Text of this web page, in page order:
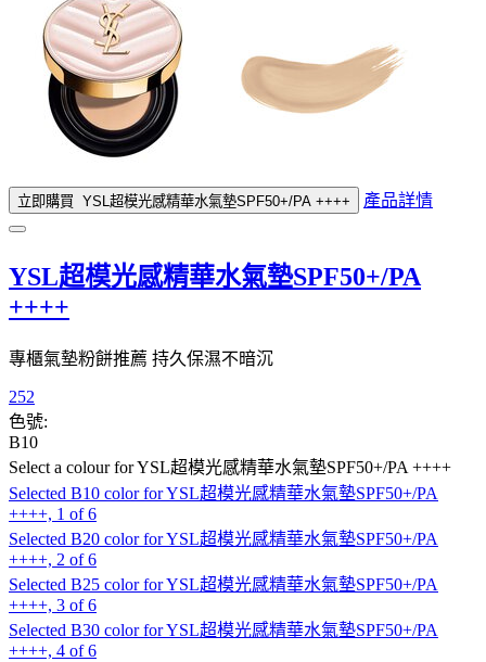
立即購買 YSL超模光感精華水氣墊SPF50+/PA ++++ 產品詳情
YSL超模光感精華水氣墊SPF50+/PA
++++
專櫃氣墊粉餅推薦 持久保濕不暗沉
252
色號:
B10
Select a colourfor YSL超模光感精華水氣墊SPF50+/PA ++++
Selected B10 color for YSL超模光感精華水氣墊SPF50+/PA
++++, 1 of 6
Selected B20 color for YSL超模光感精華水氣墊SPF50+/PA
++++, 2 of 6
Selected B25 color for YSL超模光感精華水氣墊SPF50+/PA
++++, 3 of 6
Selected B30 color for YSL超模光感精華水氣墊SPF50+/PA
++++, 4 of 6